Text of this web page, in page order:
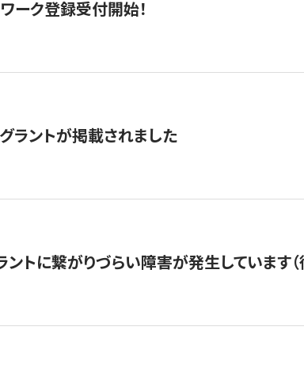
ーク登録受付開始！
ラントが掲載されました
ントに繋がりづらい障害が発生しています（